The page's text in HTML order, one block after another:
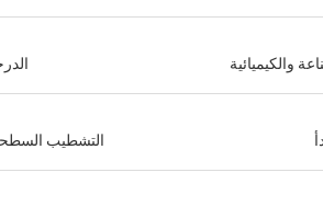
والكيميائية
التشطيب